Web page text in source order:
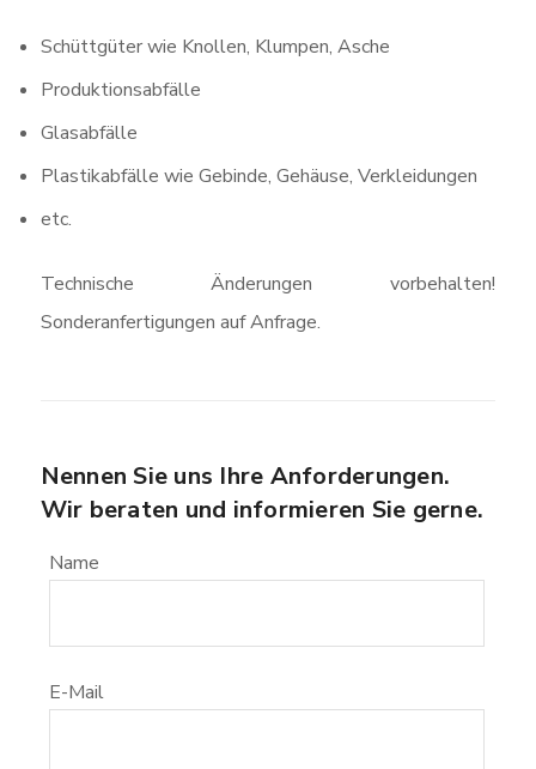
Schüttgüter wie Knollen, Klumpen, Asche
Produktionsabfälle
Glasabfälle
Plastikabfälle wie Gebinde, Gehäuse, Verkleidungen
etc.
Technische Änderungen vorbehalten!
Sonderanfertigungen auf Anfrage.
Nennen Sie uns Ihre Anforderungen.
Wir beraten und informieren Sie gerne.
Name
E-Mail